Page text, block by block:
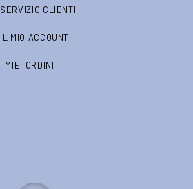
SERVIZIO CLIENTI
IL MIO ACCOUNT
I MIEI ORDINI